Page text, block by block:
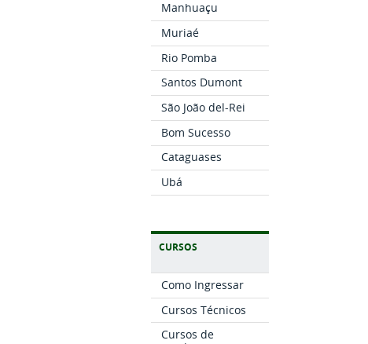
Manhuaçu
Muriaé
Rio Pomba
Santos Dumont
São João del-Rei
Bom Sucesso
Cataguases
Ubá
CURSOS
Como Ingressar
Cursos Técnicos
Cursos de